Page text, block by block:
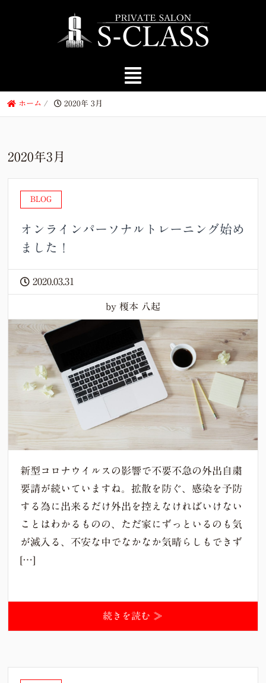
ホーム / 2020年 3月
2020年3月
BLOG
オンラインパーソナルトレーニング始め
ました！
2020.03.31
by 榎本 八起
新型コロナウイルスの影響で不要不急の外出自粛
要請が続いていますね。拡散を防ぐ、感染を予防
する為に出来るだけ外出を控えなければいけない
ことはわかるものの、ただ家にずっといるのも気
が滅入る、不安な中でなかなか気晴らしもできず
[…]
続きを読む ≫